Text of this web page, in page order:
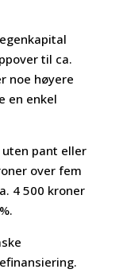
til ca.
noe høyere
en enkel
uten pant eller
over fem
4 500 kroner